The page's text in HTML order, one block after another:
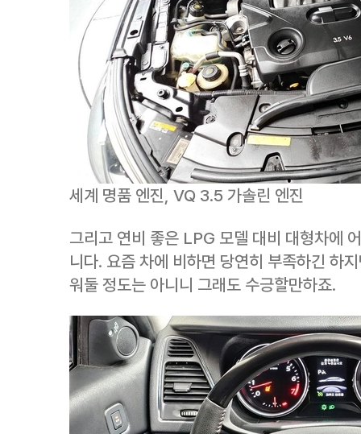
세계 명품 엔진, VQ 3.5 가솔린 엔진
그리고 연비 좋은 LPG 모델 대비 대형차에
니다. 요즘 차에 비하면 당연히 부족하긴 하
워둘 정도는 아니니 그래도 수긍할만하죠.